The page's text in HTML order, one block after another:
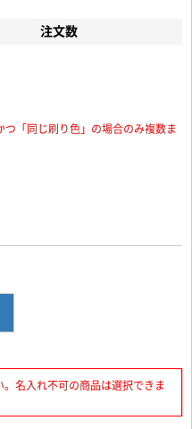
注文数
「同じ刷り色」の場合のみ複数ま
名入れ不可の商品は選択できま